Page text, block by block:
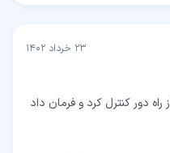
۲۳ خرداد ۱۴۰۲